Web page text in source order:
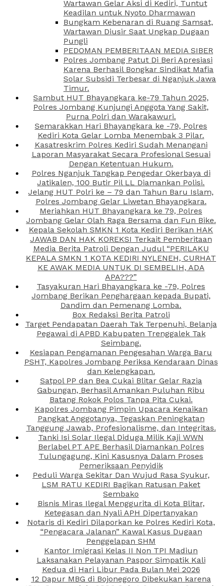
Wartawan Gelar Aksi di Kediri, Tuntut
Keadilan untuk Nyoto Dharmawan
Bungkam Kebenaran di Ruang Samsat,
Wartawan Diusir Saat Ungkap Dugaan
Pungli
PEDOMAN PEMBERITAAN MEDIA SIBER
Polres Jombang Patut Di Beri Apresiasi
Karena Berhasil Bongkar Sindikat Mafia
Solar Subsidi Terbesar di Nganjuk Jawa
Timur.
Sambut HUT Bhayangkara ke-79 Tahun 2025,
Polres Jombang Kunjungi Anggota Yang Sakit,
Purna Polri dan Warakawuri.
Semarakkan Hari Bhayangkara ke -79, Polres
Kediri Kota Gelar Lomba Menembak 3 Pilar.
Kasatreskrim Polres Kediri Sudah Menangani
Laporan Masyarakat Secara Profesional Sesuai
Dengan Ketentuan Hukum.
Polres Nganjuk Tangkap Pengedar Okerbaya di
Jatikalen, 100 Butir Pil LL Diamankan Polisi.
Jelang HUT Polri ke – 79 dan Tahun Baru Islam,
Polres Jombang Gelar Liwetan Bhayangkara.
Meriahkan HUT Bhayangkara ke 79, Polres
Jombang Gelar Olah Raga Bersama dan Fun Bike.
Kepala Sekolah SMKN 1 Kota Kediri Berikan HAK
JAWAB DAN HAK KOREKSI Terkait Pemberitaan
Media Berita Patroli Dengan Judul “PERILAKU
KEPALA SMKN 1 KOTA KEDIRI NYLENEH, CURHAT
KE AWAK MEDIA UNTUK DI SEMBELIH, ADA
APA???”
Tasyakuran Hari Bhayangkara ke -79, Polres
Jombang Berikan Penghargaan kepada Bupati,
Dandim dan Pemenang Lomba.
Box Redaksi Berita Patroli
Target Pendapatan Daerah Tak Terpenuhi, Belanja
Pegawai di APBD Kabupaten Trenggalek Tak
Seimbang.
Kesiapan Pengamanan Pengesahan Warga Baru
PSHT, Kapolres Jombang Periksa Kendaraan Dinas
dan Kelengkapan.
Satpol PP dan Bea Cukai Blitar Gelar Razia
Gabungan, Berhasil Amankan Puluhan Ribu
Batang Rokok Polos Tanpa Pita Cukai.
Kapolres Jombang Pimpin Upacara Kenaikan
Pangkat Anggotanya, Tegaskan Peningkatan
Tanggung Jawab, Profesionalisme, dan Integritas.
Tanki Isi Solar Ilegal Diduga Milik Kaji WWN
Berlabel PT APE Berhasil Diamankan Polres
Tulungagung, Kini Kasusnya Dalam Proses
Pemeriksaan Penyidik
Peduli Warga Sekitar Dan Wujud Rasa Syukur,
LSM RATU KEDIRI Bagikan Ratusan Paket
Sembako
Bisnis Miras Ilegal Menggurita di Kota Blitar,
Ketegasan dan Nyali APH Dipertanyakan
Notaris di Kediri Dilaporkan ke Polres Kediri Kota,
“Pengacara Jalanan” Kawal Kasus Dugaan
Penggelapan SHM
Kantor Imigrasi Kelas II Non TPI Madiun
Laksanakan Pelayanan Paspor Simpatik Kali
Kedua di Hari Libur Pada Bulan Mei 2026
12 Dapur MBG di Bojonegoro Dibekukan karena